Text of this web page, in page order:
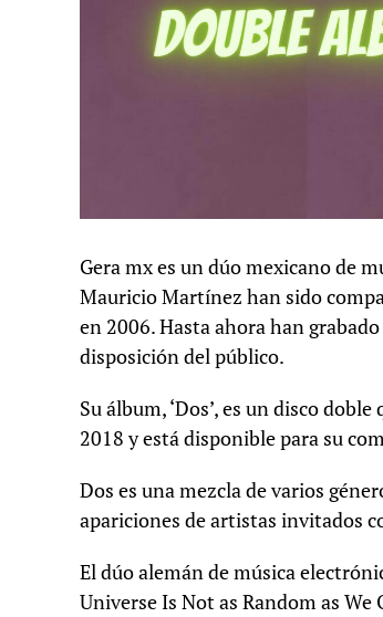
Gera mx es un dúo mexicano de
Mauricio Martínez han sido
en 2006. Hasta ahora han
disposición del público.
Su álbum, ‘Dos’, es un disco
2018 y está disponible para su
Dos es una mezcla de varios
apariciones de artistas invitados
El dúo alemán de música
Universe Is Not as Random as